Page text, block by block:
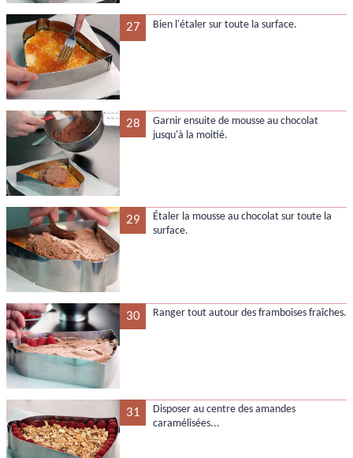
27 Bien l'étaler sur toute la surface.
28
Garnir ensuite de mousse au chocolat
jusqu'à la moitié.
29
Étaler la mousse au chocolat sur toute la
surface.
30 Ranger tout autour des framboises fraîches.
31
Disposer au centre des amandes
caramélisées...